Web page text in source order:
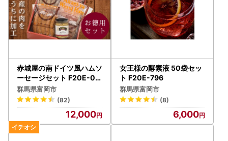
赤城屋の南ドイツ風ハムソ
ーセージセット F20E-00
1
群馬県富岡市
(82)
12,000
女王様の酵素液 50袋セッ
ト F20E-796
群馬県富岡市
(8)
6,000